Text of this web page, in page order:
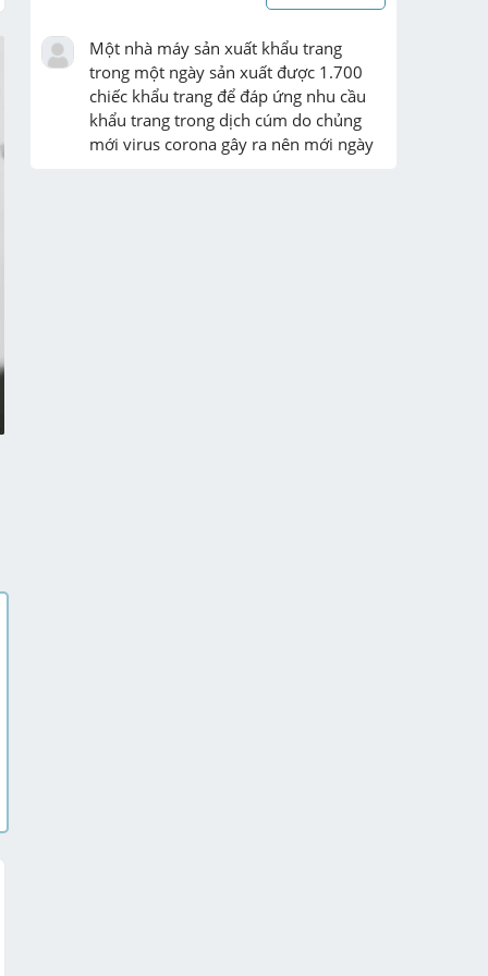
Một nhà máy sản xuất khẩu trang
trong một ngày sản xuất được 1.700
chiếc khẩu trang để đáp ứng nhu cầu
khẩu trang trong dịch cúm do chủng
mới virus corona gây ra nên mới ngày